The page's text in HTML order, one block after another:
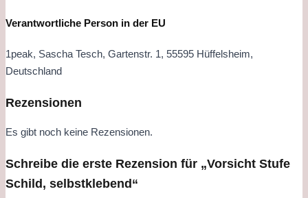
Verantwortliche Person in der EU
1peak, Sascha Tesch, Gartenstr. 1, 55595 Hüffelsheim,
Deutschland
Rezensionen
Es gibt noch keine Rezensionen.
Schreibe die erste Rezension für „Vorsicht Stufe
Schild, selbstklebend“